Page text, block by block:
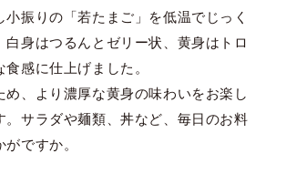
小振りの「若たまご」を低温でじっく
白身はつるんとゼリー状、黄身はトロ
感に仕上げました。
め、より濃厚な黄身の味わいをお楽し
。サラダや麺類、丼など、毎日のお料
ですか。